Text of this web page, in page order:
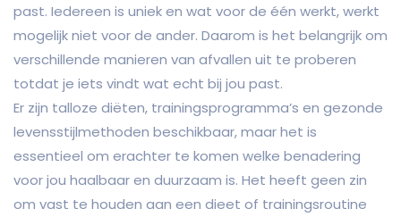
past. Iedereen is uniek en wat voor de één werkt, werkt
mogelijk niet voor de ander. Daarom is het belangrijk om
verschillende manieren van afvallen uit te proberen
totdat je iets vindt wat echt bij jou past.
Er zijn talloze diëten, trainingsprogramma’s en gezonde
levensstijlmethoden beschikbaar, maar het is
essentieel om erachter te komen welke benadering
voor jou haalbaar en duurzaam is. Het heeft geen zin
om vast te houden aan een dieet of trainingsroutine